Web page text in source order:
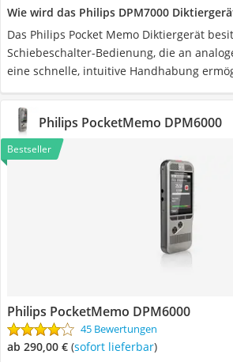
Wie wird das Philips DPM7000
Das Philips Pocket Memo Diktiergerät
Schiebeschalter-Bedienung, die an
eine schnelle, intuitive Handhabung
Philips PocketMemo DPM6000
Bestseller
Philips PocketMemo DPM6000
45 Bewertungen
ab 290,00 € ( Sofort lieferbar)